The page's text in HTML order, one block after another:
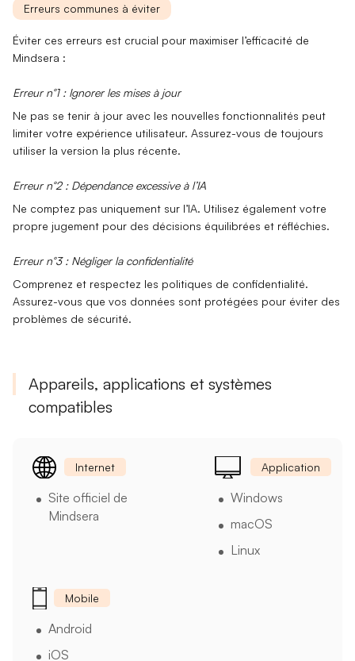
Erreurs communes à éviter
Éviter ces erreurs est crucial pour maximiser l’efficacité de
Mindsera :
Erreur n°1 : Ignorer les mises à jour
Ne pas se tenir à jour avec les nouvelles fonctionnalités peut
limiter votre expérience utilisateur. Assurez-vous de toujours
utiliser la version la plus récente.
Erreur n°2 : Dépendance excessive à l’IA
Ne comptez pas uniquement sur l’IA. Utilisez également votre
propre jugement pour des décisions équilibrées et réfléchies.
Erreur n°3 : Négliger la confidentialité
Comprenez et respectez les politiques de confidentialité.
Assurez-vous que vos données sont protégées pour éviter des
problèmes de sécurité.
Appareils, applications et systèmes
compatibles
Internet
Site officiel de
Mindsera
Application
Windows
macOS
Linux
Mobile
Android
iOS